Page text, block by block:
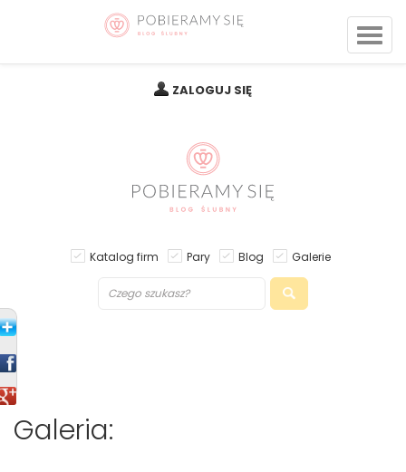
ZALOGUJ SIĘ
Katalog firm Pary Blog Galerie
Galeria: